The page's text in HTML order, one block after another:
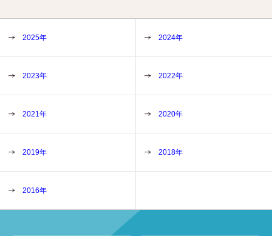
2025年 2024年
2023年 2022年
2021年 2020年
2019年 2018年
2016年